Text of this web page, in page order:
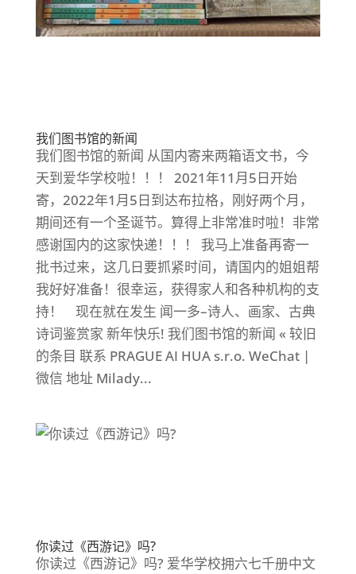
我们图书馆的新闻
我们图书馆的新闻 从国内寄来两箱语文书，今
天到爱华学校啦！！！ 2021年11月5日开始
寄，2022年1月5日到达布拉格，刚好两个月，
期间还有一个圣诞节。算得上非常准时啦！非常
感谢国内的这家快递！！！ 我马上准备再寄一
批书过来，这几日要抓紧时间，请国内的姐姐帮
我好好准备！很幸运，获得家人和各种机构的支
持！ 现在就在发生 闻一多–诗人、画家、古典
诗词鉴赏家 新年快乐! 我们图书馆的新闻 « 较旧
的条目 联系 PRAGUE AI HUA s.r.o. WeChat |
微信 地址 Milady...
你读过《西游记》吗?
你读过《西游记》吗? 爱华学校拥六七千册中文